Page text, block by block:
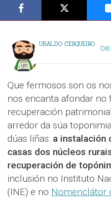
UBALDO CERQUEIRO
Que fermosos son os
nos encanta afondar no
recuperación
arredor da súa
dúas liñas: a instalación
casas dos núcleos
recuperación de
inclusión no Instituto
(INE) e no Nomenclátor